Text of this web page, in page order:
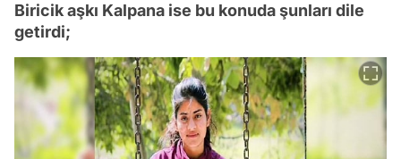
Biricik aşkı Kalpana ise bu konuda şunları dile
getirdi;